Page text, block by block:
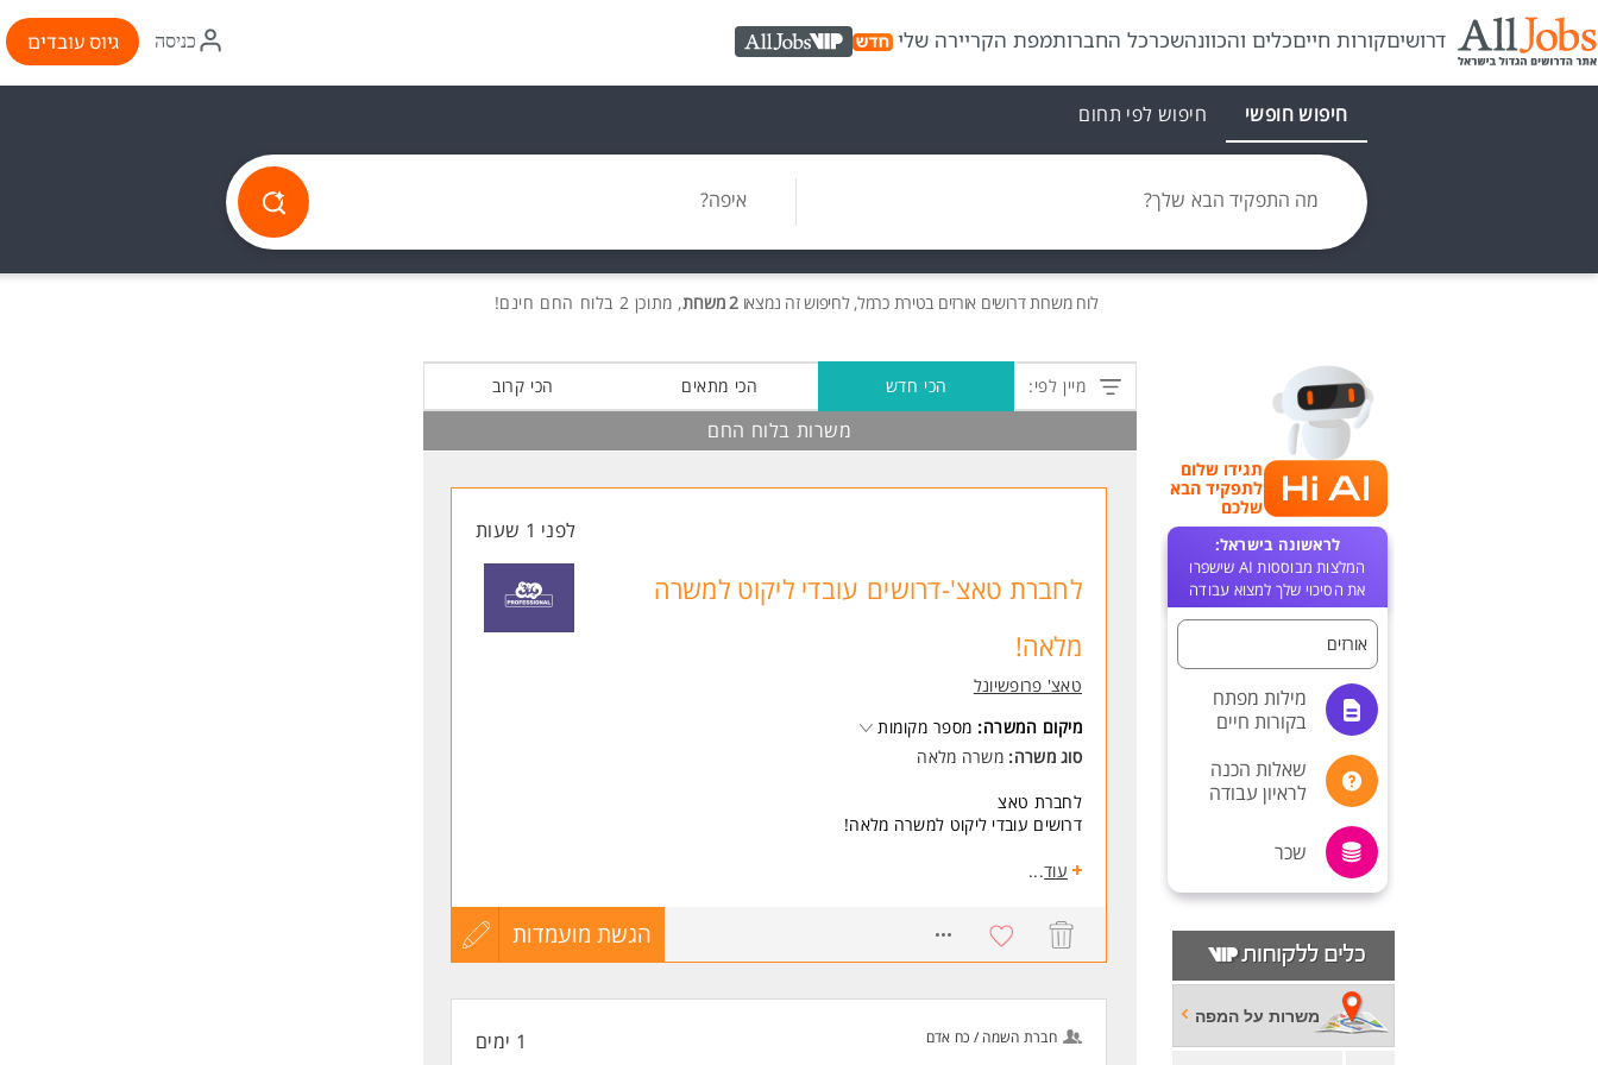
דרושיםקורות חייםכלים והכוונהשכרכל החברותמפת הקריירה שלי AllJobs VIP
איקון
התחברות
כניסה גיוס עובדים
חיפוש חופשי חיפוש לפי תחום
מה התפקיד הבא שלך? איפה?
לוח משרותדרושים אורזים בטירת כרמל, לחיפוש זה נמצאו 2 משרות , מתוכן 2 בלוח החם חינם!
תגידו שלום
לתפקיד הבא
שלכם
לראשונה בישראל:
המלצות מבוססות AI שישפרו
את הסיכוי שלך למצוא עבודה
אורזים
מילות מפתח
בקורות חיים
שאלות הכנה
לראיון עבודה
שכר
משרות על המפה
מיין לפי: הכי חדש הכי מתאים הכי קרוב
משרות בלוח החם
לפני 1 שעות
לחברת טאצ'-דרושים עובדי ליקוט למשרה
מלאה!
טאצ' פרופשיונל
מיקום המשרה: מספר מקומות
סוג משרה: משרה מלאה
לחברת טאצ
דרושים עובדי ליקוט למשרה מלאה!
- ימי עבודה א עד ה
- ליקוט באמצעות מסופון
- שכר שעתי 40 שח + שעות נוספות
- מיקום המרלוג מפרץ חיפה
-2 הפסקות מסודרות חצי שעה כול אחת
עוד...
הגשת מועמדות
עדכון
חברת השמה / כח אדם 1 ימים